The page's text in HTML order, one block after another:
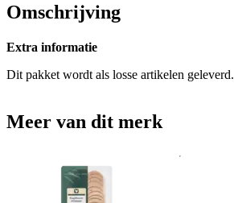
Omschrijving
Extra informatie
Dit pakket wordt als losse artikelen geleverd.
Meer van dit merk